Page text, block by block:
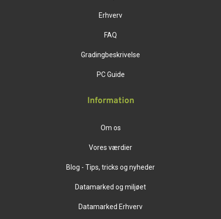
Erhverv
FAQ
Gradingbeskrivelse
PC Guide
Information
Om os
Vores værdier
Blog - Tips, tricks og nyheder
Datamarked og miljøet
Datamarked Erhverv